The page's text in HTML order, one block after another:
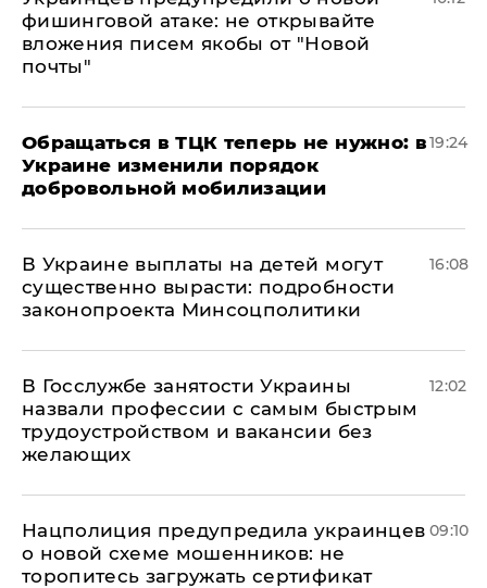
фишинговой атаке: не открывайте
вложения писем якобы от "Новой
почты"
Обращаться в ТЦК теперь не нужно: в
Украине изменили порядок
добровольной мобилизации
19:24
В Украине выплаты на детей могут
существенно вырасти: подробности
законопроекта Минсоцполитики
16:08
В Госслужбе занятости Украины
назвали профессии с самым быстрым
трудоустройством и вакансии без
желающих
12:02
Нацполиция предупредила украинцев
о новой схеме мошенников: не
торопитесь загружать сертификат
09:10